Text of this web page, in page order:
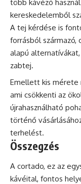
több kávézó
kereskedelemből
A tej kérdése is
forrásból származó,
alapú
zabtej.
Emellett kis mérete
ami csökkenti az
újrahasználható
történő
terhelést.
Összegzés
A cortado, ez az
kávéital, fontos